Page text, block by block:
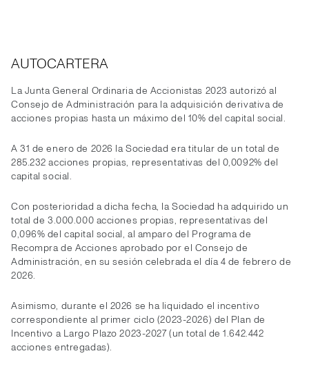
AUTOCARTERA
La Junta General Ordinaria de Accionistas 2023 autorizó al
Consejo de Administración para la adquisición derivativa de
acciones propias hasta un máximo del 10% del capital social.
A 31 de enero de 2026 la Sociedad era titular de un total de
285.232 acciones propias, representativas del 0,0092% del
capital social.
Con posterioridad a dicha fecha, la Sociedad ha adquirido un
total de 3.000.000 acciones propias, representativas del
0,096% del capital social, al amparo del Programa de
Recompra de Acciones aprobado por el Consejo de
Administración, en su sesión celebrada el día 4 de febrero de
2026.
Asimismo, durante el 2026 se ha liquidado el incentivo
correspondiente al primer ciclo (2023-2026) del Plan de
Incentivo a Largo Plazo 2023-2027 (un total de 1.642.442
acciones entregadas).